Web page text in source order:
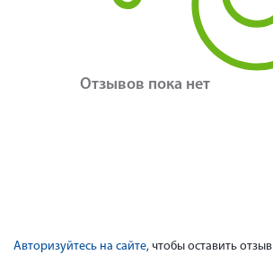
Отзывов пока нет
Авторизуйтесь на сайте, чтобы оставить отзыв